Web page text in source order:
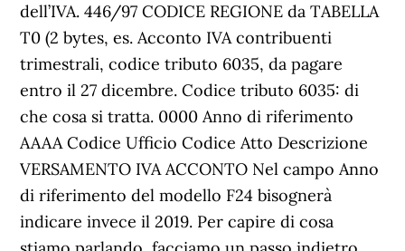
dell’IVA. 446/97 CODICE REGIONE da TABELLA
T0 (2 bytes, es. Acconto IVA contribuenti
trimestrali, codice tributo 6035, da pagare
entro il 27 dicembre. Codice tributo 6035: di
che cosa si tratta. 0000 Anno di riferimento
AAAA Codice Ufficio Codice Atto Descrizione
VERSAMENTO IVA ACCONTO Nel campo Anno
di riferimento del modello F24 bisognerà
indicare invece il 2019. Per capire di cosa